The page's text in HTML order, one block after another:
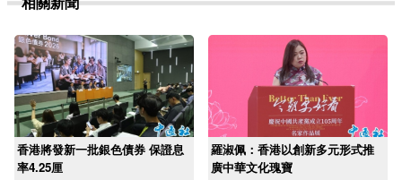
香港將發新一批銀色債券 保證息
率4.25厘
羅淑佩：香港以創新多元形式推
廣中華文化瑰寶